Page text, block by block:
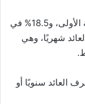
الشهادة البلاتينية المتدرجة بعائد 23% في السنة الأولى، و18.5% في
العائد شهريًا، وهي
17% مع إمكانية صرف العائد سنويًا أو